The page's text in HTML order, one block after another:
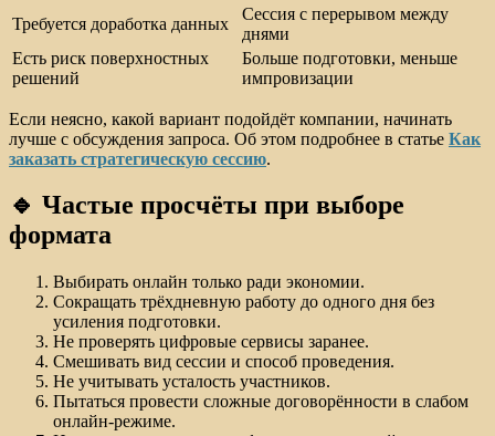
Требуется доработка данных
Сессия с перерывом между
днями
Есть риск поверхностных
решений
Больше подготовки, меньше
импровизации
Если неясно, какой вариант подойдёт компании, начинать
лучше с обсуждения запроса. Об этом подробнее в статье Как
заказать стратегическую сессию.
🔹 Частые просчёты при выборе
формата
Выбирать онлайн только ради экономии.
Сокращать трёхдневную работу до одного дня без
усиления подготовки.
Не проверять цифровые сервисы заранее.
Смешивать вид сессии и способ проведения.
Не учитывать усталость участников.
Пытаться провести сложные договорённости в слабом
онлайн-режиме.